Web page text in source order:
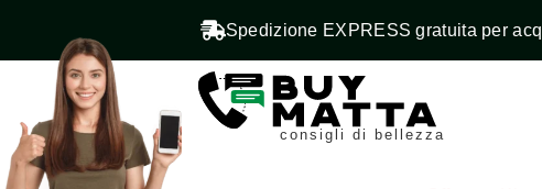
Spedizione EXPRESS gratuita per
consigli di bellezza